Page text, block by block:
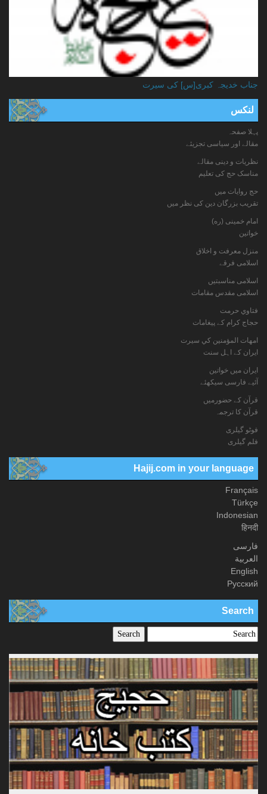
جناب خدیجہ کبری[س] کی سیرت
لنکس
پہلا صفحہ
مقالے اور سیاسی تجزیئے
نظریات و دینی مقالے
مناسک حج کی تعلیم
حج روایات میں
تقریب بزرگان دین کی نظر میں
امام خمینی (ره)
خواتين
منزل معرفت و اخلاق
اسلامی فرقے
اسلامی مناسبتیں
اسلامی مقدس مقامات
فتاوي حرمت
حجاج کرام کے پیغامات
امهات المؤمنين كي سيرت
ایران کے اہل سنت
ایران میں خواتین
آئیے فارسی سیکھئے
قرآن کے حضورمیں
قرآن کا ترجمہ
فوٹو گيلری
فلم گیلری
Hajij.com in your language
Français
Türkçe
Indonesian
हिनदी
فارسی
العربیة
English
Русский
Search